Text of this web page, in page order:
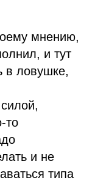
мнению,
и тут
в ловушке,
то
и не
типа